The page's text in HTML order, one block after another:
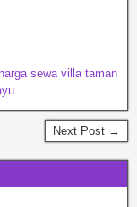
harga sewa villa taman
Next Post →